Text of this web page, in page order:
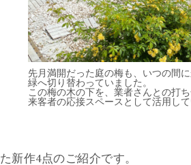
先月満開だった庭の梅も、いつの間
緑へ切り替わっていました。
この梅の木の下を、業者さんとの打
来客者の応接スペースとして活用し
新作4点のご紹介です。